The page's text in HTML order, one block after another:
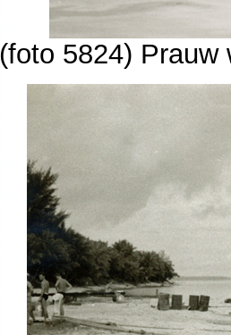
(foto 5824) Prauw